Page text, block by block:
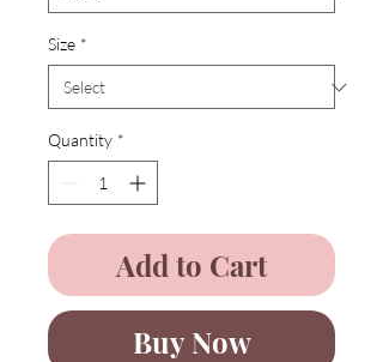
Size *
Quantity *
Add to Cart
Buy Now